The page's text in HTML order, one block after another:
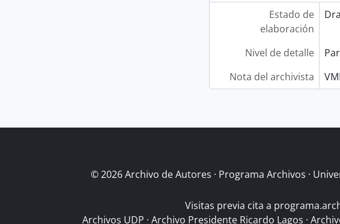
Estado de
elaboración
Nivel de detalle
Nota del archivista
© 2026 Archivo de Autores · Programa Archivos ·
Visitas previa cita a
Archivos UDP · Archivo Presidente Ricardo Lagos ·